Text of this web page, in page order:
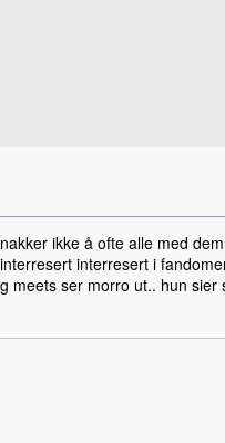
ikke å ofte alle med
interresert i
meets ser morro ut.. hun